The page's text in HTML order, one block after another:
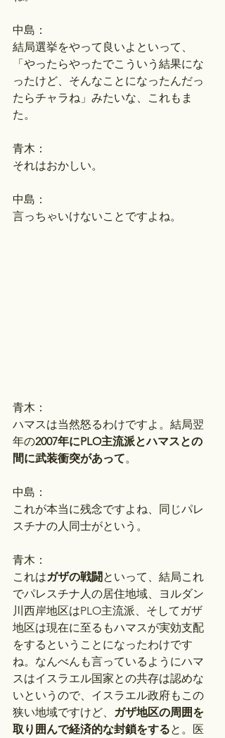
中島：
結局選挙をやって良いよといって、
「やったらやったでこういう結果にな
ったけど、そんなことになったんだっ
たらチャラね」みたいな、これもま
た。
青木：
それはおかしい。
中島：
言っちゃいけないことですよね。
青木：
ハマスは当然怒るわけですよ。結局翌
年の2007年にPLO主流派とハマスとの
間に武装衝突があって。
中島：
これが本当に残念ですよね、同じパレ
スチナの人同士がという。
青木：
これはガザの戦闘 といって、結局これ
でパレスチナ人の居住地域、ヨルダン
川西岸地区はPLO主流派、そしてガザ
地区は現在に至るもハマスが実効支配
をするということになったわけです
ね。なんべんも言っているようにハマ
スはイスラエル国家との共存は認めな
いというので、イスラエル政府もこの
狭い地域ですけど、
ガザ地区の周囲を
取り囲んで経済的な封鎖をすると。医